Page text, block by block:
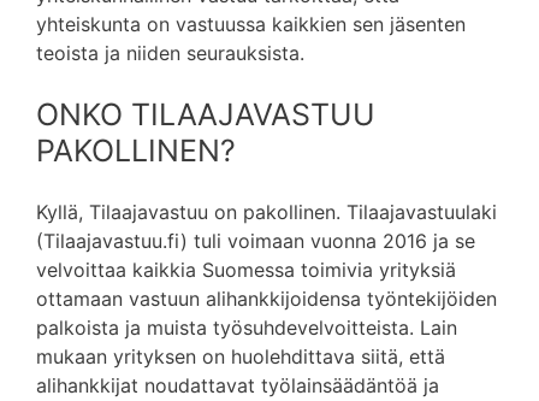
yhteiskunta on vastuussa kaikkien sen jäsenten
teoista ja niiden seurauksista.
ONKO TILAAJAVASTUU
PAKOLLINEN?
Kyllä, Tilaajavastuu on pakollinen. Tilaajavastuulaki
(Tilaajavastuu.fi) tuli voimaan vuonna 2016 ja se
velvoittaa kaikkia Suomessa toimivia yrityksiä
ottamaan vastuun alihankkijoidensa työntekijöiden
palkoista ja muista työsuhdevelvoitteista. Lain
mukaan yrityksen on huolehdittava siitä, että
alihankkijat noudattavat työlainsäädäntöä ja